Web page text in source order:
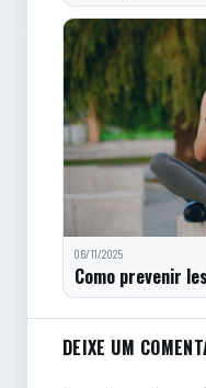
06/11/2025
Como prevenir
Comentarios do
DEIXE UM